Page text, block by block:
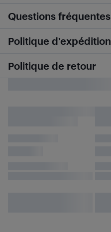
Questions fréquentes
Politique d’expédition
Politique de retour